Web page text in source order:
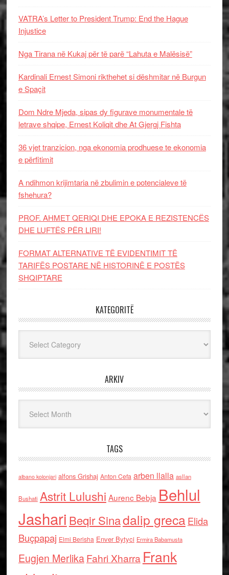
VATRA’s Letter to President Trump: End the Hague
Injustice
Nga Tirana në Kukaj për të parë “Lahuta e Malësisë”
Kardinali Ernest Simoni rikthehet si dëshmitar në Burgun
e Spaçit
Dom Ndre Mjeda, sipas dy figurave monumentale të
letrave shqipe, Ernest Koliqit dhe At Gjergj Fishta
36 vjet tranzicion, nga ekonomia prodhuese te ekonomia
e përfitimit
A ndihmon krijimtaria në zbulimin e potencialeve të
fshehura?
PROF. AHMET QERIQI DHE EPOKA E REZISTENCЁS
DHE LUFTЁS PЁR LIRI!
FORMAT ALTERNATIVE TË EVIDENTIMIT TË
TARIFËS POSTARE NË HISTORINË E POSTËS
SHQIPTARE
KATEGORITË
ARKIV
TAGS
albano kolonjari alfons Grishaj Anton Cefa arben llalla asllan
Bushati Astrit Lulushi Aurenc Bebja Behlul
Jashari Beqir Sinadalip grecaElida
Buçpapaj Elmi Berisha Enver Bytyci Ermira Babamusta
Eugjen MerlikaFahri Xharra Frank